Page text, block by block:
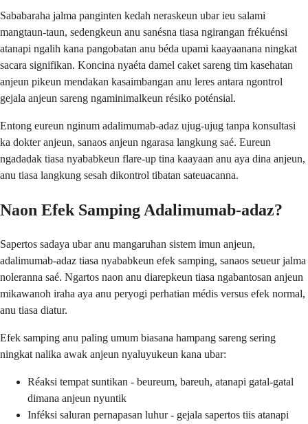
Sababaraha jalma panginten kedah neraskeun ubar ieu salami
mangtaun-taun, sedengkeun anu sanésna tiasa ngirangan frékuénsi
atanapi ngalih kana pangobatan anu béda upami kaayaanana ningkat
sacara signifikan. Koncina nyaéta damel caket sareng tim kasehatan
anjeun pikeun mendakan kasaimbangan anu leres antara ngontrol
gejala anjeun sareng ngaminimalkeun résiko poténsial.
Entong eureun nginum adalimumab-adaz ujug-ujug tanpa konsultasi
ka dokter anjeun, sanaos anjeun ngarasa langkung saé. Eureun
ngadadak tiasa nyababkeun flare-up tina kaayaan anu aya dina anjeun,
anu tiasa langkung sesah dikontrol tibatan sateuacanna.
Naon Efek Samping Adalimumab-adaz?
Sapertos sadaya ubar anu mangaruhan sistem imun anjeun,
adalimumab-adaz tiasa nyababkeun efek samping, sanaos seueur jalma
noleranna saé. Ngartos naon anu diarepkeun tiasa ngabantosan anjeun
mikawanoh iraha aya anu peryogi perhatian médis versus efek normal,
anu tiasa diatur.
Efek samping anu paling umum biasana hampang sareng sering
ningkat nalika awak anjeun nyaluyukeun kana ubar:
Réaksi tempat suntikan - beureum, bareuh, atanapi gatal-gatal
dimana anjeun nyuntik
Inféksi saluran pernapasan luhur - gejala sapertos tiis atanapi